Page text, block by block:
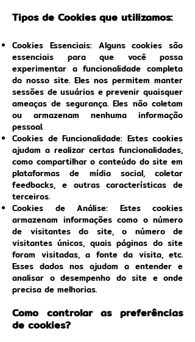
Tipos de Cookies que utilizamos:
Cookies Essenciais: Alguns cookies são
essenciais para que você possa
experimentar a funcionalidade completa
do nosso site. Eles nos permitem manter
sessões de usuários e prevenir quaisquer
ameaças de segurança. Eles não coletam
ou armazenam nenhuma informação
pessoal.
Cookies de Funcionalidade: Estes cookies
ajudam a realizar certas funcionalidades,
como compartilhar o conteúdo do site em
plataformas de mídia social, coletar
feedbacks, e outras características de
terceiros.
Cookies de Análise: Estes cookies
armazenam informações como o número
de visitantes do site, o número de
visitantes únicos, quais páginas do site
foram visitadas, a fonte da visita, etc.
Esses dados nos ajudam a entender e
analisar o desempenho do site e onde
precisa de melhorias.
Como controlar as preferências
de cookies?